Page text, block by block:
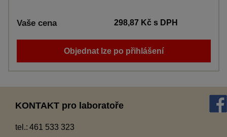
Vaše cena 298,87 Kčs DPH
Objednat lze po přihlášení
KONTAKT pro laboratoře
tel.: 461 533 323